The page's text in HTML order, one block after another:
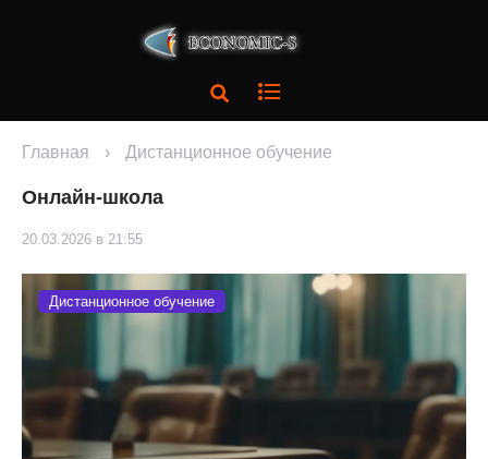
Главная › Дистанционное обучение
Онлайн-школа
20.03.2026 в 21:55
Дистанционное обучение